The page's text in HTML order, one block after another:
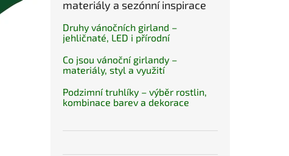
materiály a sezónní inspirace
Druhy vánočních girland –
jehličnaté, LED i přírodní
Co jsou vánoční girlandy –
materiály, styl a využití
Podzimní truhlíky – výběr rostlin,
kombinace barev a dekorace